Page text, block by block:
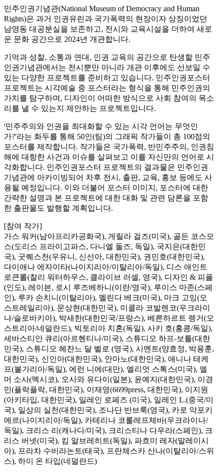
민주인권기념관(National Museum of Democracy and Human
Rights)은 과거 인권유린과 국가폭력의 현장이자 상징이었던
남영동 대공분실을 보존하고, 전시와 교육시설을 더하여 새로
운 문화 공간으로 2024년 개관합니다.
기억과 성찰, 소통과 연대, 인권 교육의 공간으로 탄생할 민주
인권기념관에서는 전시뿐만 아니라 개관 이후에도 선보일 수
있는 다양한 프로젝트를 준비하고 있습니다. 민주인권포스터
프로젝트는 시각예술 중 포스터라는 형식을 통해 민주인권의
가치를 탐구하며, 디자인이 어떠한 방식으로 사회 참여의 목소
리를 낼 수 있는지 제안하는 프로젝트입니다.
'민주주의와 인권을 최대화할 수 있는 시각 언어는 무엇인
가?'라는 화두를 통해 50인(팀)의 그래픽 작가들이 총 100점의
포스터를 제작합니다. 작가들은 국가폭력, 반민주주의, 인권침
해에 대항한 사건과 이슈를 살펴보고 이를 자신만의 언어로 시
각화합니다. 민주인권포스터 프로젝트의 결과물은 민주인권
기념관에 아카이빙되어 차후 전시, 출판, 교육, 홍보 등에도 사
용될 예정입니다. 이와 더불어 포스터 이미지, 포스터에 대한
간략한 설명과 본 프로젝트에 대한 대화 및 관련 담론을 포함
한 출판물도 발행할 계획입니다.
[참여 작가]
가스 워커(남아프리카공화국), 게릴라 걸즈(미국), 골든 코스모
스(도리스 프라이고파스, 다니엘 돌즈, 독일), 국지은(대한민
국), 굿퀘스천(우유니, 신선아, 대한민국), 권민호(대한민국),
다이애나 에자이타(나이지리아/이탈리아/독일), 디스 애인트
로큰롤(찰리 워터하우스, 클라이브 러셀, 영국), 디자인 & 피플
(인도), 레이븐, 로시 루즈베하니(이란/영국), 루이스 마존(스페
인), 루카 손치니(이탈리아), 멜린다 베크(미국), 마크 고잉(오
스트레일리아), 문상현(대한민국), 미콜라 코발렌코(우크라이
나/슬로바키아), 박새한(대한민국/프랑스), 베른하르트 렝거(오
스트리아/네덜란드), 빅토리아 치혼(독일), 사키 호(홍콩/독일),
세바스티안 큐리(아르헨티나/미국), 스튜디오 하프-보틀(대한
민국), 스튜디오 헤잔느 달 벨로 (영국), 시멘트(양효정, 박용훈,
대한민국), 신인아(대한민국), 안마노(대한민국), 애니나 테케
프(불가리아/독일), 에런 니에(대만), 엘리엇 스톡스(미국), 엘
머 소사(멕시코), 오사와 유다이(일본), 윤예지(대한민국), 이경
민(플락플락, 대한민국), 이재영(6699press, 대한민국), 이지원
(아키타입, 대한민국), 일레인 로페즈 (미국), 일레인 L.(중국/미
국), 일상의 실천(대한민국), 조나단 반브룩(영국), 카로 악포키
에르(나이지리아/독일), 카테리나 코롤레프체바(우크라이나/
독일), 크리스 리(캐나다/미국), 크리스티나 다우라(스페인), 크
리스 버넷(미국), 킴 알브레히트(독일), 파흐미 레자(말레이시
아), 프라차 수비라논트(태국), 프란체스카 산나(이탈리아/스위
스), 하이 온 타입(네덜란드)